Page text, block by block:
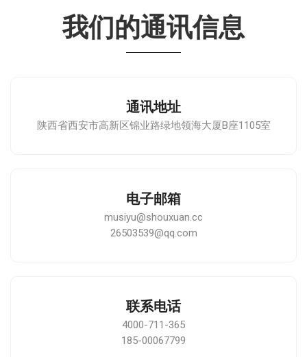
我们的通讯信息
通讯地址
陕西省西安市高新区锦业路绿地领海大厦B座1105室
电子邮箱
musiyu@shouxuan.cc
26503539@qq.com
联系电话
4000-711-365
185-00067799